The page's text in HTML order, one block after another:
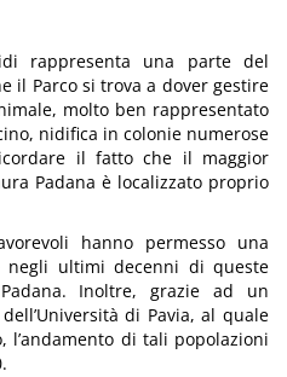
rappresenta una parte del
il Parco si trova a dover gestire
molto ben rappresentato
nidifica in colonie numerose
il fatto che il maggior
Padana è localizzato proprio
hanno permesso una
negli ultimi decenni di queste
Inoltre, grazie ad un
di Pavia, al quale
l’andamento di tali popolazioni